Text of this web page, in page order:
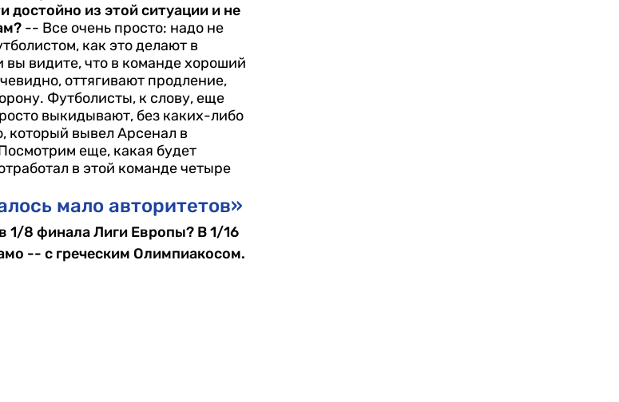
достойно из этой ситуации и не
-- Все очень просто: надо не
как это делают в
вы видите, что в команде хороший
оттягивают продление,
Футболисты, к слову, еще
выкидывают, без каких-либо
который вывел Арсенал в
еще, какая будет
в этой команде четыре
мало авторитетов»
1/8 финала Лиги Европы? В 1/16
-- с греческим Олимпиакосом.